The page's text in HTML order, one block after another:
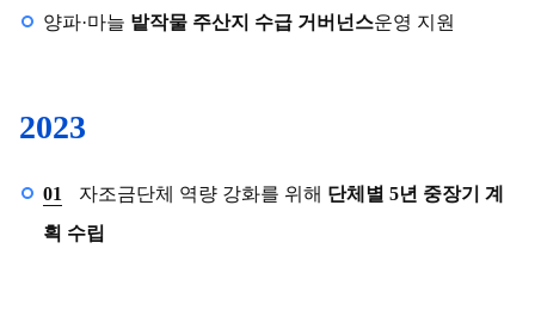
양파·마늘 밭작물 주산지 수급 거버넌스운영 지원
2023
01 1월
자조금단체 역량 강화를 위해 단체별 5년 중장기 계
획 수립